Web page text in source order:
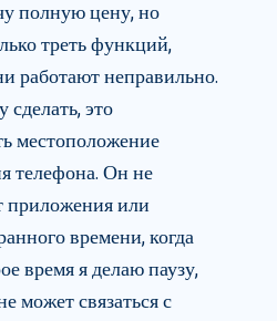
полную цену, но
треть функций,
работают неправильно.
сделать, это
местоположение
телефона. Он не
приложения или
времени, когда
время я делаю паузу,
может связаться с